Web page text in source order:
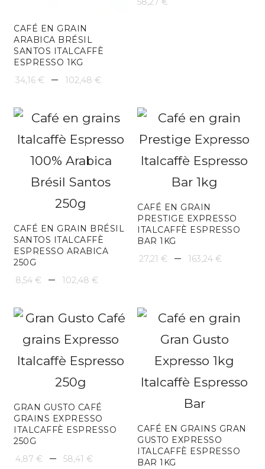
CAFÉ EN GRAIN
ARABICA BRÉSIL
SANTOS ITALCAFFÈ
ESPRESSO 1KG
34,16 € – 102,48 €
prix :
34,16 €
à
102,48 €
CAFÉ EN GRAIN BRÉSIL
SANTOS ITALCAFFÈ
ESPRESSO ARABICA
250G
8,54 € – 102,48 €
prix :
8,54 €
à
102,48 €
CAFÉ EN GRAIN
PRESTIGE EXPRESSO
ITALCAFFÈ ESPRESSO
BAR 1KG
27,21 € – 163,24 €
27,21 €
à
163,24
GRAN GUSTO CAFÉ
GRAINS EXPRESSO
ITALCAFFÈ ESPRESSO
250G
4,87 € – 58,41 €
CAFÉ EN GRAINS GRAN
GUSTO EXPRESSO
ITALCAFFÈ ESPRESSO
BAR 1KG